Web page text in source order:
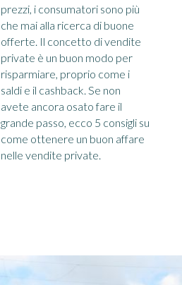
prezzi, i consumatori sono più
che mai alla ricerca di buone
offerte. Il concetto di vendite
private è un buon modo per
risparmiare, proprio come i
saldi e il cashback. Se non
avete ancora osato fare il
grande passo, ecco 5 consigli su
come ottenere un buon affare
nelle vendite private.